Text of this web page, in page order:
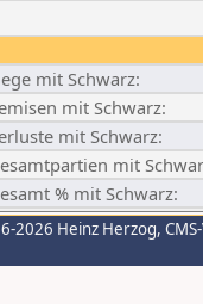
mit Schwarz:
mit Schwarz:
mit Schwarz:
mit
% mit Schwarz:
2026 Heinz Herzog,